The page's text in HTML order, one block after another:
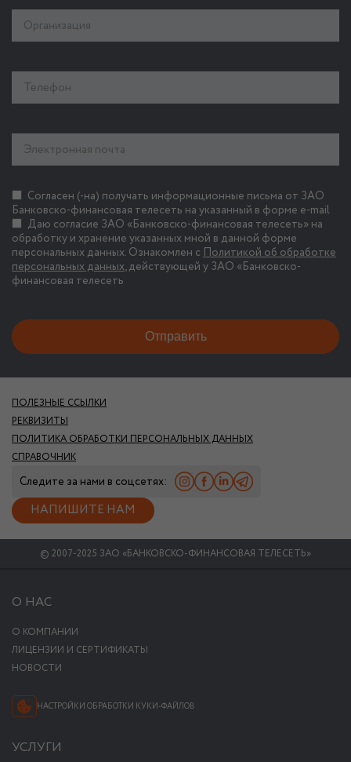
Согласен (-на) получать информационные письма от ЗАО
Банковско-финансовая телесеть на указанный в форме e-mail
Даю согласие ЗАО «Банковско-финансовая телесеть» на
обработку и хранение указанных мной в данной форме
персональных данных. Ознакомлен сПолитикой об обработке
персональных данных, действующей у ЗАО «Банковско-
финансовая телесеть
ПОЛЕЗНЫЕ ССЫЛКИ
РЕКВИЗИТЫ
ПОЛИТИКА ОБРАБОТКИ ПЕРСОНАЛЬНЫХ ДАННЫХ
СПРАВОЧНИК
Следите за нами в соцсетях:
НАПИШИТЕ НАМ
© 2007-2025 ЗАО «БАНКОВСКО-ФИНАНСОВАЯ ТЕЛЕСЕТЬ»
О НАС
О КОМПАНИИ
ЛИЦЕНЗИИ И СЕРТИФИКАТЫ
НОВОСТИ
НАСТРОЙКИ ОБРАБОТКИ КУКИ-ФАЙЛОВ
УСЛУГИ